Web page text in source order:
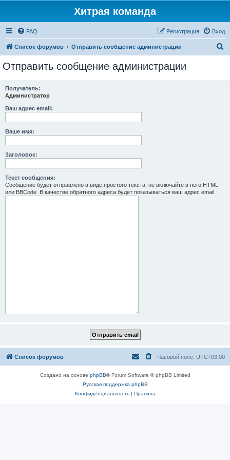
Хитрая команда
FAQ Вход
Регистрация
Список форумов Отправить сообщение администрации
Отправить сообщение администрации
Получатель:
Администратор
Ваш адрес email:
Ваше имя:
Заголовок:
Текст сообщения:
Сообщение будет отправлено в виде простого текста, не включайте в него HTML
или BBCode. В качестве обратного адреса будет показываться ваш адрес email.
Список форумов Часовой пояс: UTC+03:00
Создано на основе phpBB® Forum Software © phpBB Limited
Русская поддержка phpBB
Конфиденциальность| Правила